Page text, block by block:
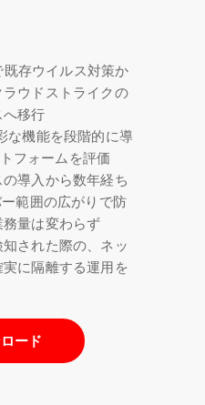
存ウイルス対策か
ウドストライクの
へ移行
な機能を段階的に導
フォームを評価
導入から数年経ち
範囲の広がりで防
量は変わらず
された際の、ネッ
実に隔離する運用を
ード